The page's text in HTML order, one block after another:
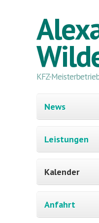
KFZ-
News
Leistungen
Kalender
Anfahrt